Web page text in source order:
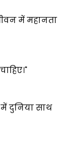
में महानता
दुनिया साथ